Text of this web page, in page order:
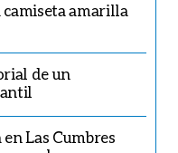
amarilla
de un
Las Cumbres